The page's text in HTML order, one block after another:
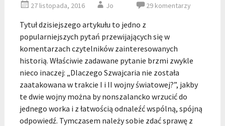
27 listopada, 2016 Jo 29 komentarzy
Tytuł dzisiejszego artykułu to jedno z
popularniejszych pytań przewijających się w
komentarzach czytelników zainteresowanych
historią. Właściwie zadawane pytanie brzmi zwykle
nieco inaczej: „Dlaczego Szwajcaria nie została
zaatakowana w trakcie I i II wojny światowej?”, jakby
te dwie wojny można by nonszalancko wrzucić do
jednego worka i z łatwością odnaleźć wspólną, spójną
odpowiedź. Tymczasem należy sobie zdać sprawę z